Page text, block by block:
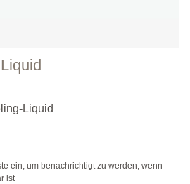
Liquid
ein, um benachrichtigt zu werden, wenn
ist